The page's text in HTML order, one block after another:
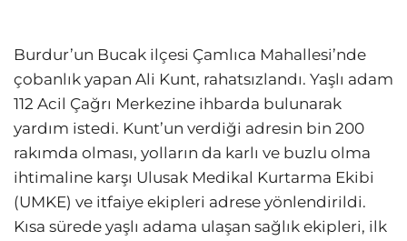
Burdur’un Bucak ilçesi Çamlıca Mahallesi’nde
çobanlık yapan Ali Kunt, rahatsızlandı. Yaşlı adam
112 Acil Çağrı Merkezine ihbarda bulunarak
yardım istedi. Kunt’un verdiği adresin bin 200
rakımda olması, yolların da karlı ve buzlu olma
ihtimaline karşı Ulusak Medikal Kurtarma Ekibi
(UMKE) ve itfaiye ekipleri adrese yönlendirildi.
Kısa sürede yaşlı adama ulaşan sağlık ekipleri, ilk